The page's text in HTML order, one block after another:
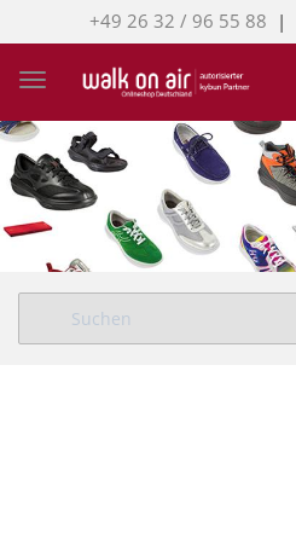
+49 26 32 / 96 55 88 |
Toggle navigation